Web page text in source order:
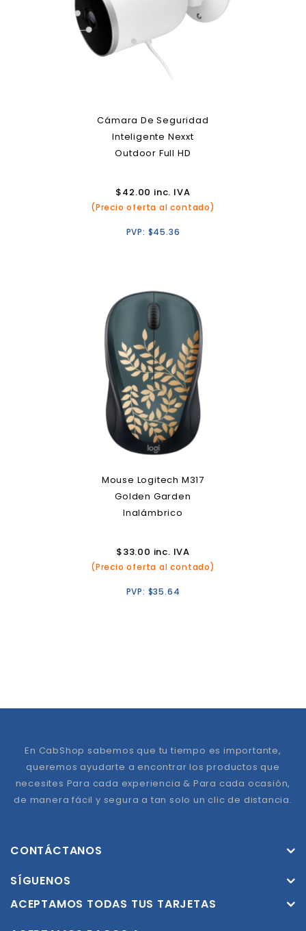
Cámara De Seguridad
Inteligente Nexxt
Outdoor Full HD
$42.00 inc. IVA
(Precio oferta al contado)
PVP: $45.36
Mouse Logitech M317
Golden Garden
Inalámbrico
$33.00 inc. IVA
(Precio oferta al contado)
PVP: $35.64
En CabShop sabemos que tu tiempo es importante,
queremos ayudarte a encontrar los productos que
necesites Para cada experiencia & Para cada ocasión,
de manera fácil y segura a tan solo un clic de distancia.
CONTÁCTANOS
SÍGUENOS
ACEPTAMOS TODAS TUS TARJETAS